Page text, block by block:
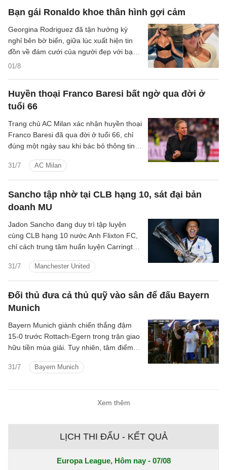
Bạn gái Ronaldo khoe thân hình gợi cảm
01/8
Georgina Rodriguez đã tận hưởng kỳ
nghỉ bên bờ biển, giữa lúc xuất hiện tin
đồn về đám cưới của người đẹp với bạn
trai Cristiano Ronaldo.
Huyền thoại Franco Baresi bất ngờ qua đời ở
tuổi 66
31/7 AC Milan
Trang chủ AC Milan xác nhận huyền thoại
Franco Baresi đã qua đời ở tuổi 66, chỉ
đúng một ngày sau khi bác bỏ thông tin
Sancho tập nhờ tại CLB hạng 10, sát đại bản
doanh MU
31/7 Manchester United
Jadon Sancho đang duy trì tập luyện
cùng CLB hạng 10 nước Anh Flixton FC,
chỉ cách trung tâm huấn luyện Carrington
Đối thủ đưa cả thủ quỹ vào sân để đấu Bayern
Munich
31/7 Bayern Munich
Bayern Munich giành chiến thắng đậm
15-0 trước Rottach-Egern trong trận giao
hữu tiền mùa giải. Tuy nhiên, tâm điểm
Tám nước Đức khi họ tung chính thủ quỹ
Xem thêm
LỊCH THI ĐẤU - KẾT QUẢ
Europa League, Hôm nay - 07/08